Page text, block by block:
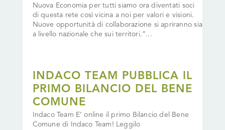
Nuova Economia per tutti siamo ora diventati soci
di questa rete così vicina a noi per valori e visioni.
Nuove opportunità di collaborazione si apriranno sia
a livello nazionale che sui territori.”...
INDACO TEAM PUBBLICA IL
PRIMO BILANCIO DEL BENE
COMUNE
Indaco Team E’ online il primo Bilancio del Bene
Comune di Indaco Team! Leggilo